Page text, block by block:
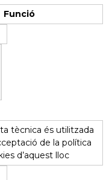
Funció
tècnica és utilitzada
de la política
d’aquest lloc